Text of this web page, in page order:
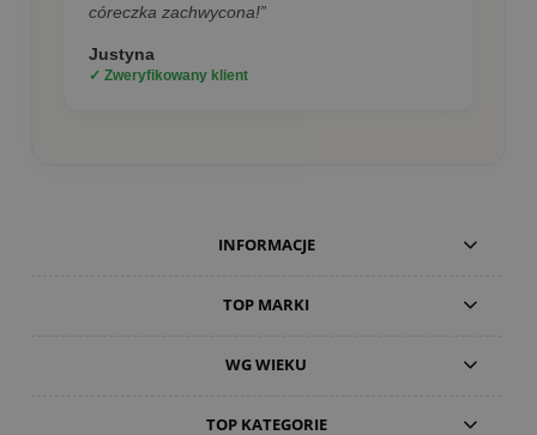
córeczka zachwycona!”
Justyna
✓ Zweryfikowany klient
INFORMACJE
TOP MARKI
WG WIEKU
TOP KATEGORIE